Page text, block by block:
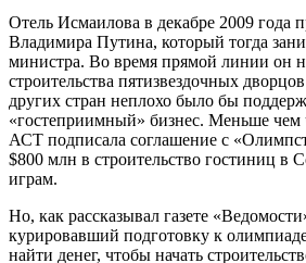
Отель Исмаилова в декабре 2009 года
Владимира Путина, который тогда
министра. Во время прямой линии он
строительства пятизвездочных
других стран неплохо было бы
«гостеприимный» бизнес. Мень​ше чем
АСТ подписала соглашение с
$800 млн в строительство гостиниц
играм.
Но, как рассказывал газете
курировавший подготовку к
найти денег, чтобы начать